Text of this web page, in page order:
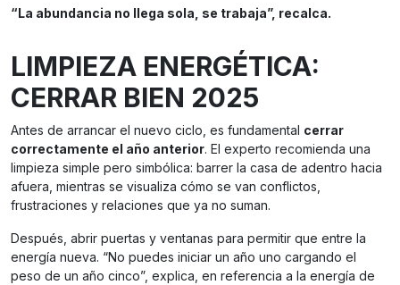
“La abundancia no llega sola, se trabaja”, recalca.
LIMPIEZA ENERGÉTICA:
CERRAR BIEN 2025
Antes de arrancar el nuevo ciclo, es fundamental cerrar
correctamente el año anterior. El experto recomienda una
limpieza simple pero simbólica: barrer la casa de adentro hacia
afuera, mientras se visualiza cómo se van conflictos,
frustraciones y relaciones que ya no suman.
Después, abrir puertas y ventanas para permitir que entre la
energía nueva. “No puedes iniciar un año uno cargando el
peso de un año cinco”, explica, en referencia a la energía de